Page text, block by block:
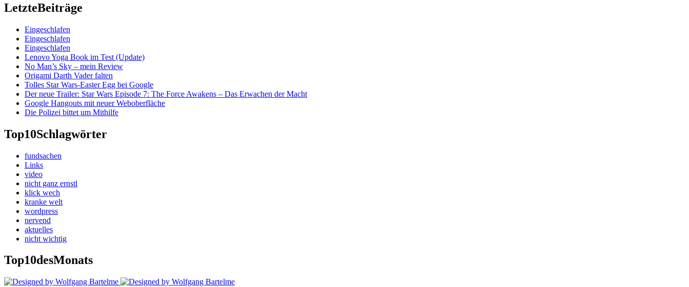
LetzteBeiträge
Eingeschlafen
Eingeschlafen
Eingeschlafen
Lenovo Yoga Book im Test (Update)
No Man’s Sky – mein Review
Origami Darth Vader falten
Tolles Star Wars-Easter Egg bei Google
Der neue Trailer: Star Wars Episode 7: The Force Awakens – Das Erwachen der Macht
Google Hangouts mit neuer Weboberfläche
Die Polizei bittet um Mithilfe
Top10Schlagwörter
fundsachen
Links
video
nicht ganz ernstl
klick wech
kranke welt
wordpress
nervend
aktuelles
nicht wichtig
Top10desMonats